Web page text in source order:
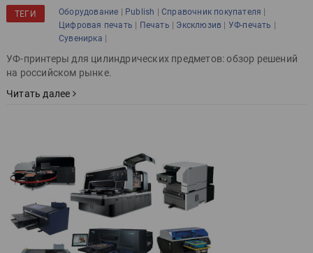
ТЕГИ Оборудование | Publish |Справочник покупателя |
Цифровая печать | Печать | Эксклюзив | УФ-печать |
Сувенирка |
УФ-принтеры для цилиндрических предметов: обзор решений
на российском рынке.
Читать далее